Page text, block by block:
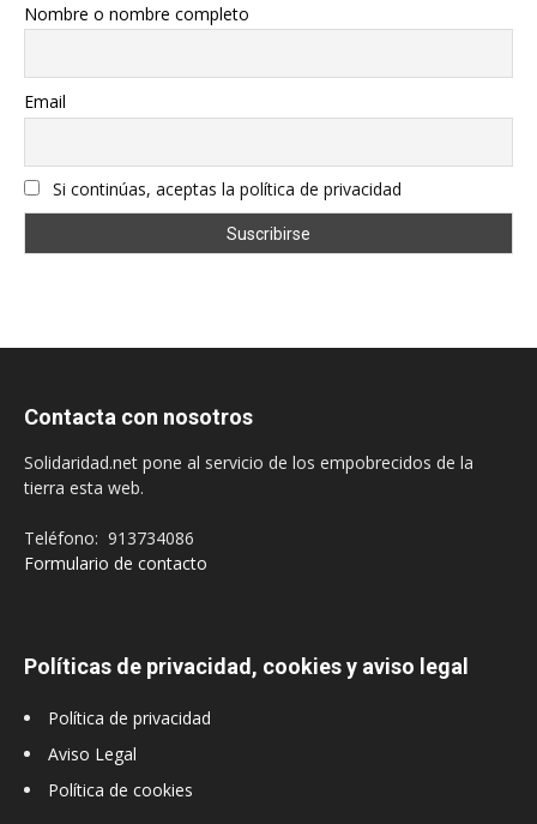
Nombre o nombre completo
Email
Si continúas, aceptas la política de privacidad
Contacta con nosotros
Solidaridad.net pone al servicio de los empobrecidos de la
tierra esta web.
Teléfono: 913734086
Formulario de contacto
Políticas de privacidad, cookies y aviso legal
Política de privacidad
Aviso Legal
Política de cookies